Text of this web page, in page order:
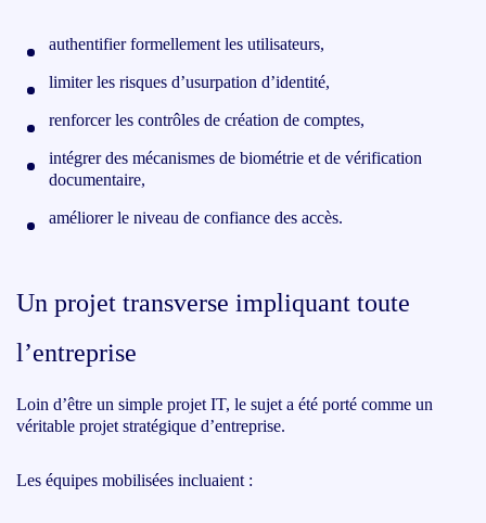
authentifier formellement les utilisateurs,
limiter les risques d’usurpation d’identité,
renforcer les contrôles de création de comptes,
intégrer des mécanismes de biométrie et de vérification
documentaire,
améliorer le niveau de confiance des accès.
Un projet transverse impliquant toute
l’entreprise
Loin d’être un simple projet IT, le sujet a été porté comme un
véritable projet stratégique d’entreprise.
Les équipes mobilisées incluaient :